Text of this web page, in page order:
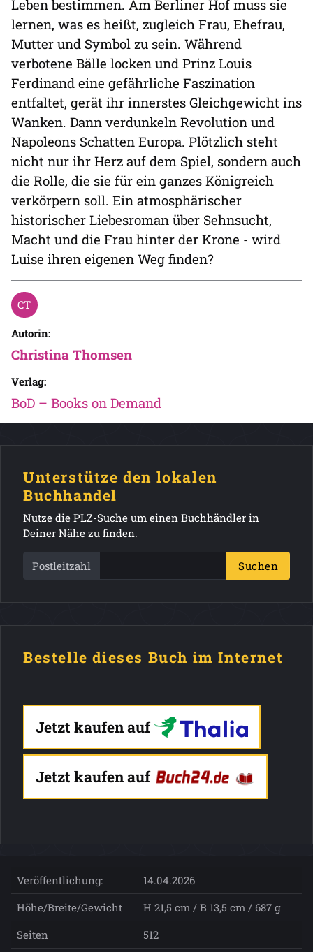
Leben bestimmen. Am Berliner Hof muss sie
lernen, was es heißt, zugleich Frau, Ehefrau,
Mutter und Symbol zu sein. Während
verbotene Bälle locken und Prinz Louis
Ferdinand eine gefährliche Faszination
entfaltet, gerät ihr innerstes Gleichgewicht ins
Wanken. Dann verdunkeln Revolution und
Napoleons Schatten Europa. Plötzlich steht
nicht nur ihr Herz auf dem Spiel, sondern auch
die Rolle, die sie für ein ganzes Königreich
verkörpern soll. Ein atmosphärischer
historischer Liebesroman über Sehnsucht,
Macht und die Frau hinter der Krone - wird
Luise ihren eigenen Weg finden?
Autorin:
Christina Thomsen
Verlag:
BoD – Books on Demand
Unterstütze den lokalen
Buchhandel
Nutze die PLZ-Suche um einen Buchhändler in
Deiner Nähe zu finden.
Postleitzahl Suchen
Bestelle dieses Buch im Internet
Jetzt kaufen auf
Jetzt kaufen auf
Veröffentlichung:
14.04.2026
Höhe/Breite/Gewicht
H 21,5 cm / B 13,5 cm / 687 g
Seiten
512